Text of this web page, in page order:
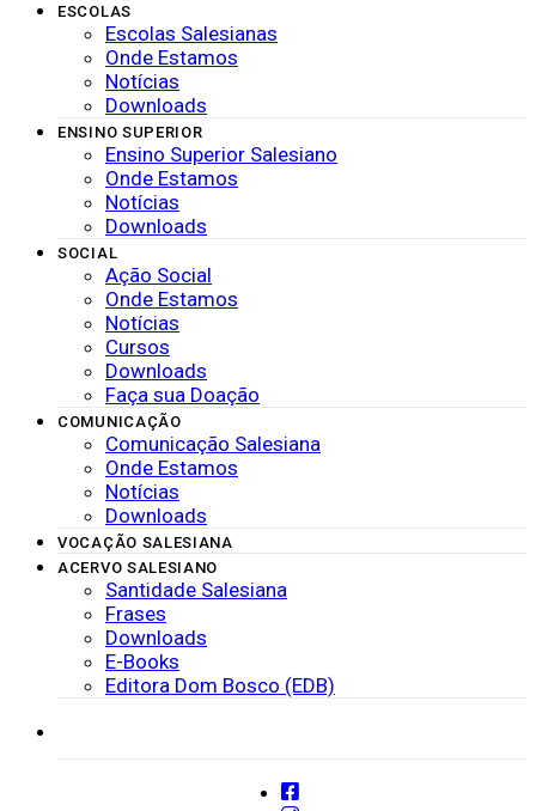
ESCOLAS
Escolas Salesianas
Onde Estamos
Notícias
Downloads
ENSINO SUPERIOR
Ensino Superior Salesiano
Onde Estamos
Notícias
Downloads
SOCIAL
Ação Social
Onde Estamos
Notícias
Cursos
Downloads
Faça sua Doação
COMUNICAÇÃO
Comunicação Salesiana
Onde Estamos
Notícias
Downloads
VOCAÇÃO SALESIANA
ACERVO SALESIANO
Santidade Salesiana
Frases
Downloads
E-Books
Editora Dom Bosco (EDB)